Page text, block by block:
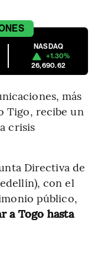
NASDAQ
+1.30%
26,690.62
más
Tigo, recibe un
crisis
Directiva de
con el
público,
a Togo hasta